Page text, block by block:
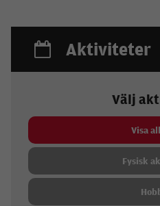
Aktiviteter
Välj
Visa
Fysisk